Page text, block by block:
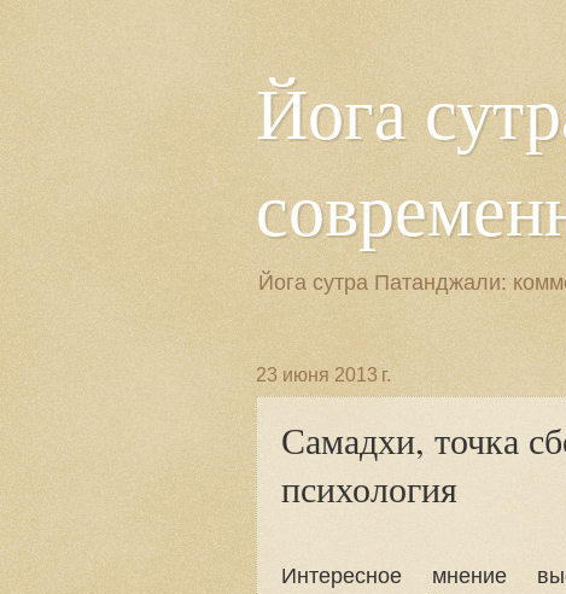
Йога
Йога сутра Патанджали:
23 июня 2013 г.
Самадхи, точка
психология
Интересное мнение